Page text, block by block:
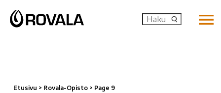
Etusivu > Rovala-Opisto > Page 9